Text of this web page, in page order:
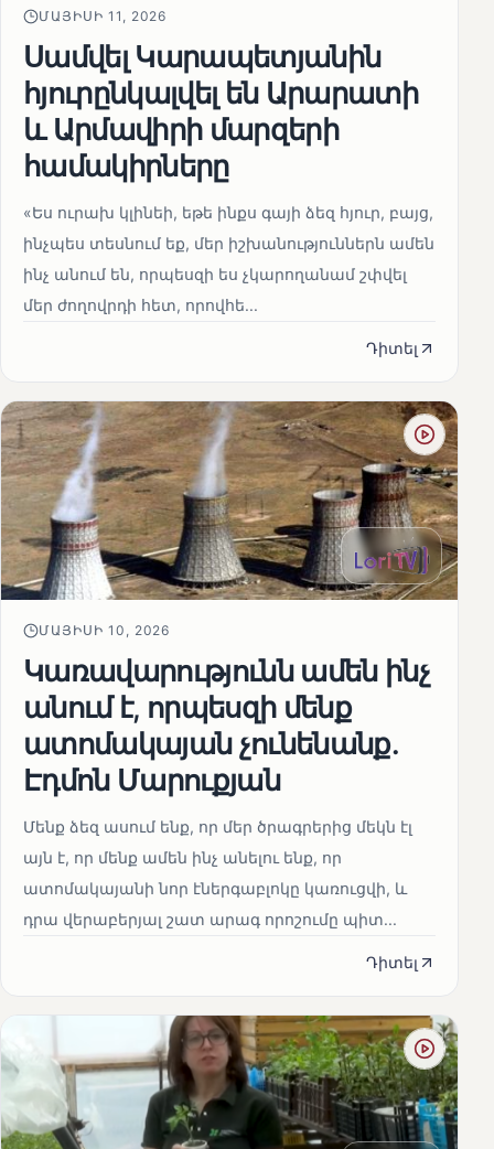
ՄԱՅԻՍԻ 11, 2026
Սամվել Կարապետյանին
հյուրընկալվել են Արարատի
և Արմավիրի մարզերի
համակիրները
«Ես ուրախ կլինեի, եթե ինքս գայի ձեզ հյուր, բայց,
ինչպես տեսնում եք, մեր իշխանություններն ամեն
ինչ անում են, որպեսզի ես չկարողանամ շփվել
մեր ժողովրդի հետ, որովհե...
Դիտել
ՄԱՅԻՍԻ 10, 2026
Կառավարությունն ամեն ինչ
անում է, որպեսզի մենք
ատոմակայան չունենանք․
Էդմոն Մարուքյան
Մենք ձեզ ասում ենք, որ մեր ծրագրերից մեկն էլ
այն է, որ մենք ամեն ինչ անելու ենք, որ
ատոմակայանի նոր էներգաբլոկը կառուցվի, և
դրա վերաբերյալ շատ արագ որոշումը պիտ...
Դիտել